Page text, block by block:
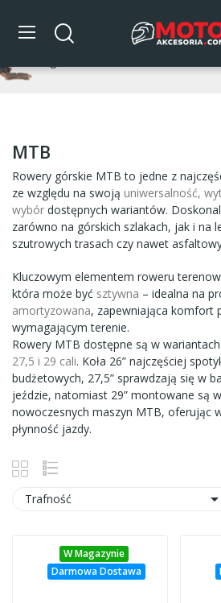
MTB
MTB
Rowery górskie MTB to jedne z
ze względu na swoją uniwersalność,
wybór dostępnych wariantów.
zarówno na górskich szlakach, jak i na
szutrowych trasach czy nawet
Kluczowym elementem roweru
która może być sztywna – idealna na
amortyzowana, zapewniająca komfort
wymagającym terenie.
Rowery MTB dostępne są w
27,5 i 29 cali. Koła 26” najczęściej
budżetowych, 27,5” sprawdzają się w
jeździe, natomiast 29” montowane są
nowoczesnych maszyn MTB, oferując
płynność jazdy.
Trafność 
W Magazynie
Darmowa Dostawa